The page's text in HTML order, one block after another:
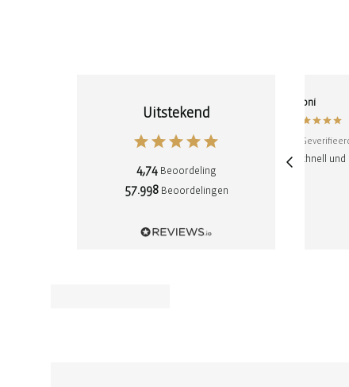
Uitstekend
4,74Beoordeling
57.998Beoordelingen
Geverifieerde klant
Leoni
"Schnell und